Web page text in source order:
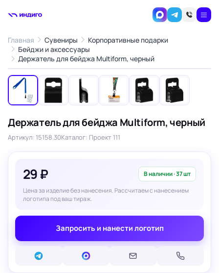
Главная Сувениры
Корпоративные подарки
Бейджи и аксессуары
Держатель для бейджа Multiform, черный
‹ ›
Держатель для бейджа Multiform, черный
Артикул: 15158.30Каталог: Проект 111
29 ₽ В наличии · 37 шт
Цена за изделие без нанесения. Рассчитаем с нанесением
логотипа под ваш тираж.
Запросить и нанести логотип